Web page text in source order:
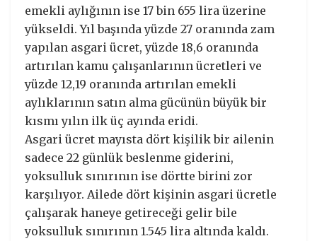
emekli aylığının ise 17 bin 655 lira üzerine
yükseldi. Yıl başında yüzde 27 oranında zam
yapılan asgari ücret, yüzde 18,6 oranında
artırılan kamu çalışanlarının ücretleri ve
yüzde 12,19 oranında artırılan emekli
aylıklarının satın alma gücünün büyük bir
kısmı yılın ilk üç ayında eridi.
Asgari ücret mayısta dört kişilik bir ailenin
sadece 22 günlük beslenme giderini,
yoksulluk sınırının ise dörtte birini zor
karşılıyor. Ailede dört kişinin asgari ücretle
çalışarak haneye getireceği gelir bile
yoksulluk sınırının 1.545 lira altında kaldı.